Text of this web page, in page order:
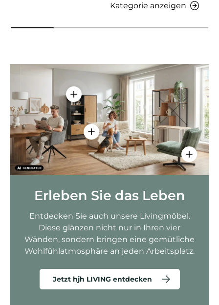
Kategorie anzeigen
Einzelheiten anzeigen - AMIO H -
Einzelheiten anzeigen - Sitzolo 2
Erleben Sie das Leben
Entdecken Sie auch unsere Livingmöbel.
Diese glänzen nicht nur in Ihren vier
Wänden, sondern bringen eine gemütliche
Wohlfühlatmosphäre an jeden Arbeitsplatz.
Jetzt hjh LIVING entdecken